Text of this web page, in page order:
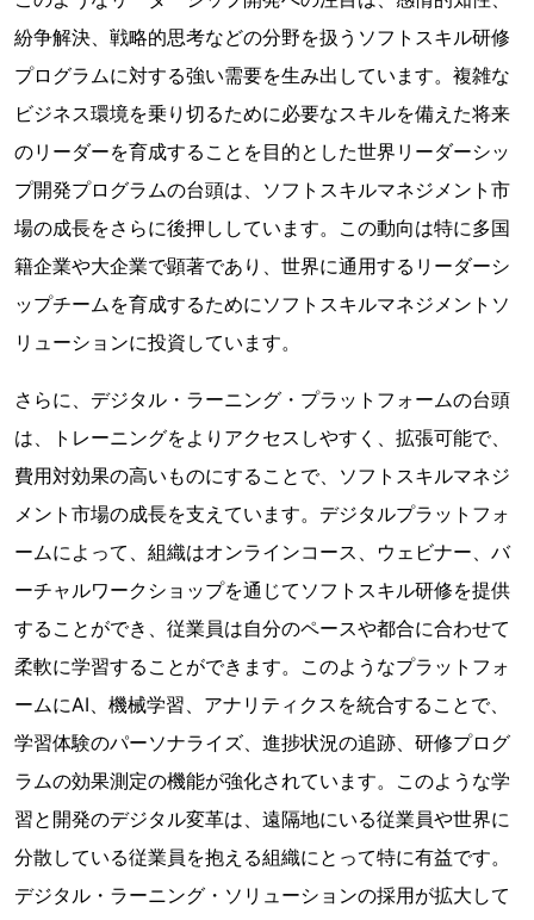
紛争解決、戦略的思考などの分野を扱うソフトスキル研修
プログラムに対する強い需要を生み出しています。複雑な
ビジネス環境を乗り切るために必要なスキルを備えた将来
のリーダーを育成することを目的とした世界リーダーシッ
プ開発プログラムの台頭は、ソフトスキルマネジメント市
場の成長をさらに後押ししています。この動向は特に多国
籍企業や大企業で顕著であり、世界に通用するリーダーシ
ップチームを育成するためにソフトスキルマネジメントソ
リューションに投資しています。
さらに、デジタル・ラーニング・プラットフォームの台頭
は、トレーニングをよりアクセスしやすく、拡張可能で、
費用対効果の高いものにすることで、ソフトスキルマネジ
メント市場の成長を支えています。デジタルプラットフォ
ームによって、組織はオンラインコース、ウェビナー、バ
ーチャルワークショップを通じてソフトスキル研修を提供
することができ、従業員は自分のペースや都合に合わせて
柔軟に学習することができます。このようなプラットフォ
ームにAI、機械学習、アナリティクスを統合することで、
学習体験のパーソナライズ、進捗状況の追跡、研修プログ
ラムの効果測定の機能が強化されています。このような学
習と開発のデジタル変革は、遠隔地にいる従業員や世界に
分散している従業員を抱える組織にとって特に有益です。
デジタル・ラーニング・ソリューションの採用が拡大して